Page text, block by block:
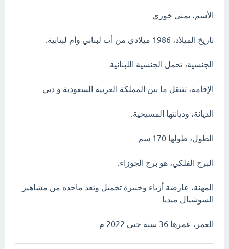
الأسم، يمنى خوري.
تاريخ الميلاد، 1986 ميلادي من أب لبناني وأم لبنانية.
الجنسية، تحمل الجنسية اللبنانية.
الإقامة، تتنقل ما بين المملكة العربية السعودية و دبي.
الديانة، وديانتها المسيحية.
الطول، طولها 170 سم.
البرج الفلكي، هو برج الجوزاء.
المهنة، عارضة أزياء وخبيرة تجميل وتعد ماحده من مشاهير
السوشيال ميديا.
العمر، عمرها 36 سنة حتى 2022 م.